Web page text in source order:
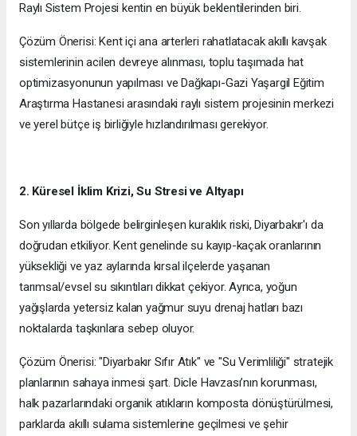
Raylı Sistem Projesi kentin en büyük beklentilerinden biri.
Çözüm Önerisi: Kent içi ana arterleri rahatlatacak akıllı kavşak
sistemlerinin acilen devreye alınması, toplu taşımada hat
optimizasyonunun yapılması ve Dağkapı-Gazi Yaşargil Eğitim
Araştırma Hastanesi arasındaki raylı sistem projesinin merkezi
ve yerel bütçe iş birliğiyle hızlandırılması gerekiyor.
2. Küresel İklim Krizi, Su Stresi ve Altyapı
Son yıllarda bölgede belirginleşen kuraklık riski, Diyarbakır'ı da
doğrudan etkiliyor. Kent genelinde su kayıp-kaçak oranlarının
yüksekliği ve yaz aylarında kırsal ilçelerde yaşanan
tarımsal/evsel su sıkıntıları dikkat çekiyor. Ayrıca, yoğun
yağışlarda yetersiz kalan yağmur suyu drenaj hatları bazı
noktalarda taşkınlara sebep oluyor.
Çözüm Önerisi: "Diyarbakır Sıfır Atık" ve "Su Verimliliği" stratejik
planlarının sahaya inmesi şart. Dicle Havzası’nın korunması,
halk pazarlarındaki organik atıkların komposta dönüştürülmesi,
parklarda akıllı sulama sistemlerine geçilmesi ve şehir